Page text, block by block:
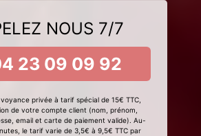
NOUS 7/7
23 09 09 92
privée à tarif spécial de 15€ TTC,
de votre compte client (nom, prénom,
email et carte de paiement valide). Au-
le tarif varie de 3,5€ à 9,5€ TTC par